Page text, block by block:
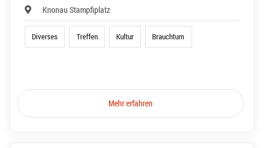
Knonau Stampfiplatz
Diverses Treffen Kultur Brauchtum
Mehr erfahren